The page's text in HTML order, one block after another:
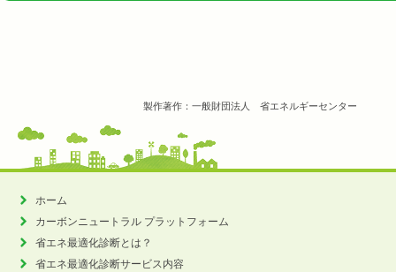
製作著作：一般財団法人 省エネルギーセンター
ホーム
カーボンニュートラル プラットフォーム
省エネ最適化診断とは？
省エネ最適化診断サービス内容